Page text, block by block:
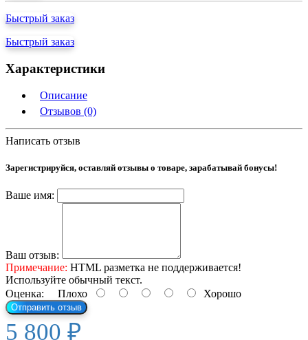
Быстрый заказ
Быстрый заказ
Характеристики
Описание
Отзывов (0)
Написать отзыв
Зарегистрируйся, оставляй отзывы о товаре, зарабатывай бонусы!
Ваше имя:
Ваш отзыв:
Примечание: HTML разметка не поддерживается!
Используйте обычный текст.
Оценка: Плохо Хорошо
Отправить отзыв
5 800 ₽